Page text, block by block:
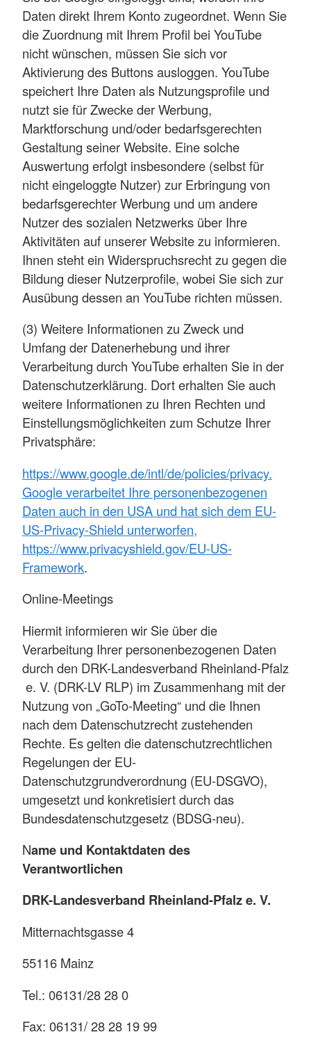
Daten direkt Ihrem Konto zugeordnet. Wenn Sie
die Zuordnung mit Ihrem Profil bei YouTube
nicht wünschen, müssen Sie sich vor
Aktivierung des Buttons ausloggen. YouTube
speichert Ihre Daten als Nutzungsprofile und
nutzt sie für Zwecke der Werbung,
Marktforschung und/oder bedarfsgerechten
Gestaltung seiner Website. Eine solche
Auswertung erfolgt insbesondere (selbst für
nicht eingeloggte Nutzer) zur Erbringung von
bedarfsgerechter Werbung und um andere
Nutzer des sozialen Netzwerks über Ihre
Aktivitäten auf unserer Website zu informieren.
Ihnen steht ein Widerspruchsrecht zu gegen die
Bildung dieser Nutzerprofile, wobei Sie sich zur
Ausübung dessen an YouTube richten müssen.
(3) Weitere Informationen zu Zweck und
Umfang der Datenerhebung und ihrer
Verarbeitung durch YouTube erhalten Sie in der
Datenschutzerklärung. Dort erhalten Sie auch
weitere Informationen zu Ihren Rechten und
Einstellungsmöglichkeiten zum Schutze Ihrer
Privatsphäre:
https://www.google.de/intl/de/policies/privacy.
Google verarbeitet Ihre personenbezogenen
Daten auch in den USA und hat sich dem EU-
US-Privacy-Shield unterworfen,
https://www.privacyshield.gov/EU-US-
Framework.
Online-Meetings
Hiermit informieren wir Sie über die
Verarbeitung Ihrer personenbezogenen Daten
durch den DRK-Landesverband Rheinland-Pfalz
e. V. (DRK-LV RLP) im Zusammenhang mit der
Nutzung von „GoTo-Meeting“ und die Ihnen
nach dem Datenschutzrecht zustehenden
Rechte. Es gelten die datenschutzrechtlichen
Regelungen der EU-
Datenschutzgrundverordnung (EU-DSGVO),
umgesetzt und konkretisiert durch das
Bundesdatenschutzgesetz (BDSG-neu).
Name und Kontaktdaten des
Verantwortlichen
DRK-Landesverband Rheinland-Pfalz e. V.
Mitternachtsgasse 4
55116 Mainz
Tel.: 06131/28 28 0
Fax: 06131/ 28 28 19 99